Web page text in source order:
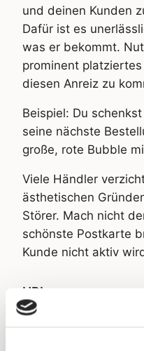
und deinen Kunden
Dafür ist es
was er bekommt.
prominent
diesen Anreiz zu
Beispiel: Du
seine nächste
große, rote Bubble
Viele Händler
ästhetischen
Störer. Mach nicht
schönste Postkarte
Kunde nicht aktiv
URL
Abhängig davon,